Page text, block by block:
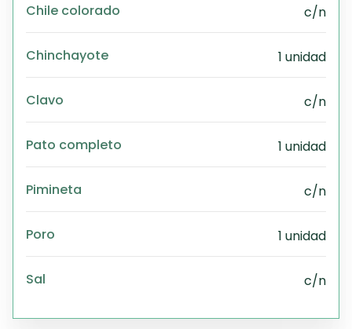
Chile colorado c/n
Chinchayote 1 unidad
Clavo c/n
Pato completo 1 unidad
Pimineta c/n
Poro 1 unidad
Sal c/n